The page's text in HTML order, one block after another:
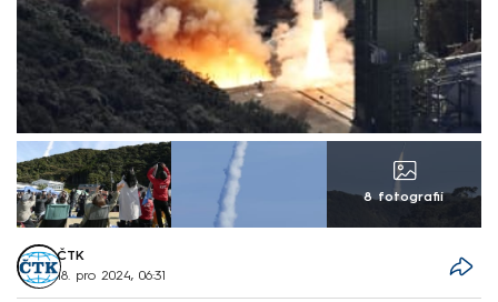
8 fotografií
ČTK
18. pro 2024, 06:31